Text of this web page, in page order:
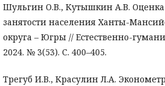
Шульгин О.В., Кутышкин А.В.
занятости населения Ханты-
округа – Югры // Естественно-
2024. № 3(53). С. 400–405.
Трегуб И.В., Красулин Л.А.